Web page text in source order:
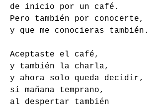
de inicio por un café.
Pero también por conocerte,
y que me conocieras también.
Aceptaste el café,
y también la charla,
y ahora solo queda decidir,
si mañana temprano,
al despertar también